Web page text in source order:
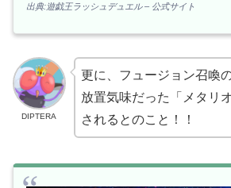
出典:遊戯王ラッシュデュエル – 公式サイト
DIPTERA
更に、フュージョン召喚
放置気味だった「メタリ
されるとのこと！！